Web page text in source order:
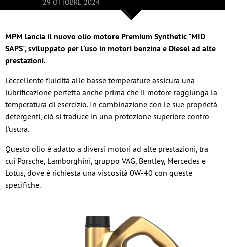
29 OTTOBRE 2024
MPM lancia il nuovo olio motore Premium Synthetic "MID
SAPS", sviluppato per l'uso in motori benzina e Diesel ad alte
prestazioni.
L'eccellente fluidità alle basse temperature assicura una
lubrificazione perfetta anche prima che il motore raggiunga la
temperatura di esercizio. In combinazione con le sue proprietà
detergenti, ciò si traduce in una protezione superiore contro
l'usura.
Questo olio è adatto a diversi motori ad alte prestazioni, tra
cui Porsche, Lamborghini, gruppo VAG, Bentley, Mercedes e
Lotus, dove è richiesta una viscosità 0W-40 con queste
specifiche.